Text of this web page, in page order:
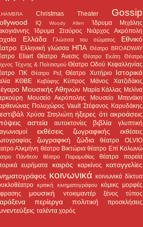
Christmas Theater Gossip
IQ Woody Allen
Ίδρυμα Μιχάλης
Ίδρυμα Σταύρος Νιάρχος Ακρόπολη
Ελλάδα Γλώσσα του σώματος
Εθνικό
Ελληνική γλώσσα ΗΠΑ Θέατρο BROADWAY
Eliart Θέατρο Άνεσις Θέατρο Εκάτη
Θέατρο
Τέχνης & Πολιτισμού Θέατρο Οδού Κεφαλληνίας
ΠΚ
Θέατρο Ρεξ Θέατρο Χυτήριο Ιστορικά
ΚΘΒΕ Καβάφης Κύπρος Μάνος Χατζιδάκις
Μουσικής Αθηνών Μαρία Κάλλας Μελίνα
Μουσείο Ακρόπολης
Μουσείο Μπενάκη
Πολυχώρος Vault Στέφανος Καρυδάκης
Χρύσα Σπηλιώτη ήξερες ότι ακροάσεις
αστεία αυτοκτονίες βιβλία
γλυπτική
εκθέσεις ζωγραφικής
εκθέσεις
ζωγραφική ζώδια
θέατρο OLVIO
Αλκμήνη θέατρο Βικτώρια θέατρο Επί Κολωνώ
Πάνθεον θέατρο Παραμυθίας
θέατρο πορεία
ευρήματα
καιρός καρκίνος
καταγγελίες
κοινωνικά κοινωνικά δίκτυα
κριτική κινηματογράφου κόμικς μορφές
μουσική ντοκιμαντέρ ξένος τύπος
περίεργα πολιτική προσκλήσεις
ταλέντα χορός